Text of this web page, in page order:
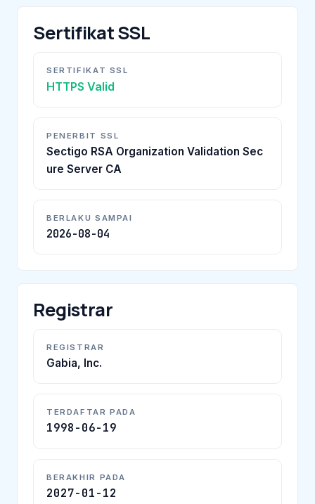
Sertifikat SSL
SERTIFIKAT SSL
HTTPS Valid
PENERBIT SSL
Sectigo RSA Organization Validation Sec
ure Server CA
BERLAKU SAMPAI
2026-08-04
Registrar
REGISTRAR
Gabia, Inc.
TERDAFTAR PADA
1998-06-19
BERAKHIR PADA
2027-01-12